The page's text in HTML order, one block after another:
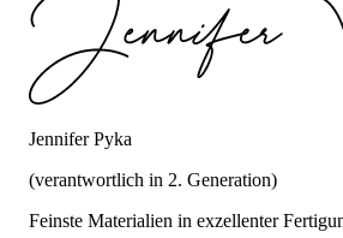
Jennifer Pyka
(verantwortlich in 2. Generation)
Feinste Materialien in exzellenter